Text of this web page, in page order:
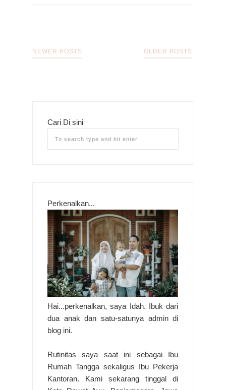
NEWER POSTS OLDER POSTS
Cari Di sini
Perkenalkan...
Hai...perkenalkan, saya Idah. Ibuk dari
dua anak dan satu-satunya admin di
blog ini.
Rutinitas saya saat ini sebagai Ibu
Rumah Tangga sekaligus Ibu Pekerja
Kantoran. Kami sekarang tinggal di